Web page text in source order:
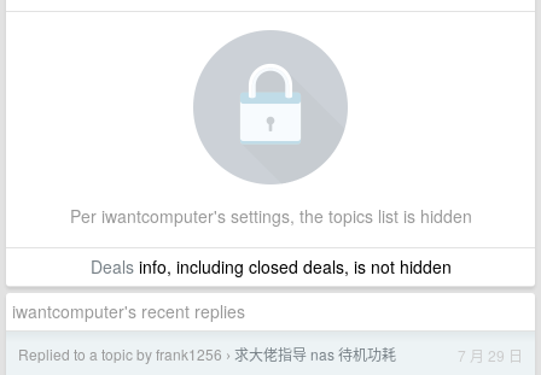
Per iwantcomputer's settings, the topics list is hidden
Dealsinfo, including closed deals, is not hidden
iwantcomputer's recent replies
Replied to a topic by frank1256 › 求大佬指导 nas 待机功耗 7 月 29 日